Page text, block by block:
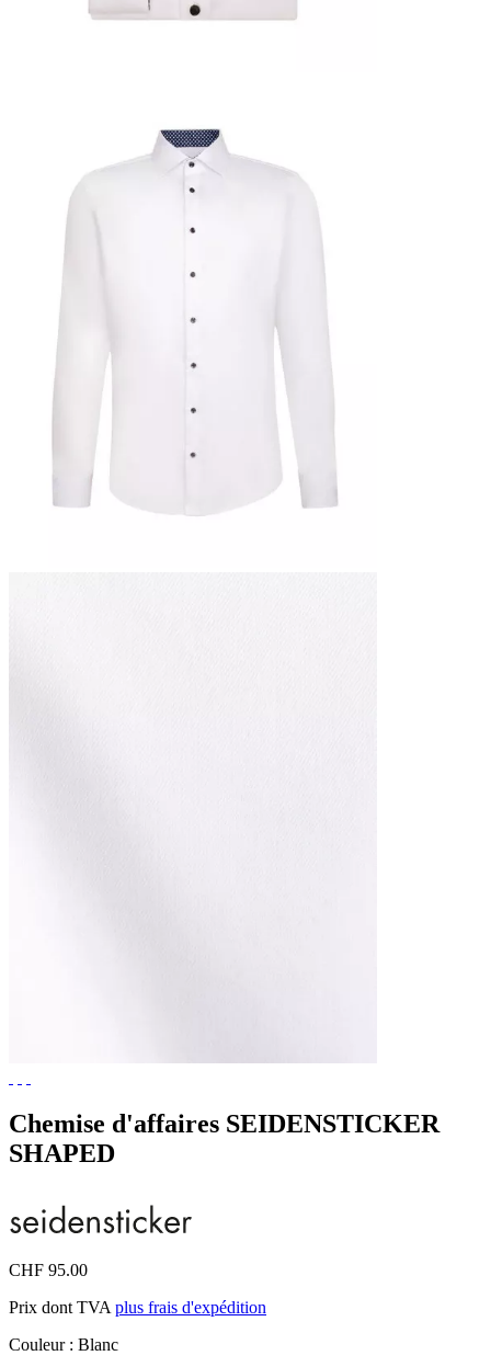
Chemise d'affaires SEIDENSTICKER
SHAPED
CHF 95.00
Prix dont TVA plus frais d'expédition
Couleur : Blanc